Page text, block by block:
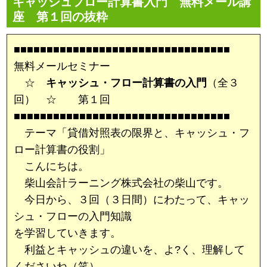
座 第１回の抜粋
■■■■■■■■■■■■■■■■■■■■■■■■■■■■■■■■■
無料メールセミナー
☆ キャッシュ・フロー計算書の入門
（全３
回） ☆ 第１回
■■■■■■■■■■■■■■■■■■■■■■■■■■■■■■■■■
テーマ「貸借対照表の限界と、キャッシュ・フ
ロー計算書の役割」
こんにちは。
柴山会計ラーニング株式会社の柴山です。
今日から、３回（３日間）にわたって、キャッ
シュ・フローの入門知識
を学習していきます。
利益とキャッシュの違いを、よ?く、理解して